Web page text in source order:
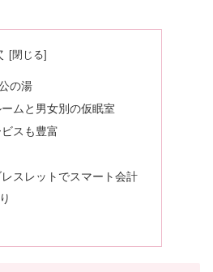
の湯
ムと男女別の仮眠室
スも豊富
スレットでスマート会計